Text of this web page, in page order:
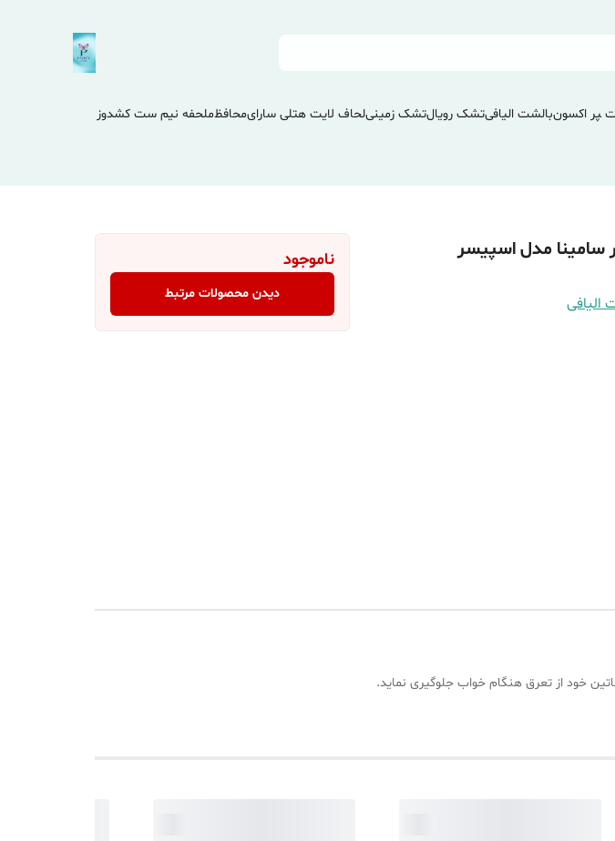
‍‍‍پر اکسونبالشت الیافیتشک رویالتشک زمینیلحاف لایت هتلی سارایمحافظملحفه نیم ست کشدوز
سامینا مدل اسپیسر
الیافی
ناموجود
دیدن محصولات مرتبط